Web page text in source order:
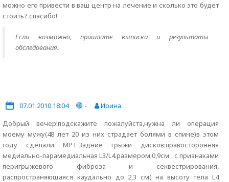
можно его привести в ваш центр на лечение и сколько это будет
стоить? спасибо!
Если возможно, пришлите выписки и результаты
обследования.
07.01.2010 18:04 -
Ирина
Добрый вечер!подскажите пожалуйста,нужна ли операция
моему мужу(48 лет 20 из них страдает болями в спине)в этом
году сделали МРТ.Задние грыжи дисков:правосторонняя
медиально-парамедиальная L3/L4.размером 0,9см , с признаками
перигрыжевого фиброза и секвестрирования,
распространяющаяся каудально до 2,3 см( на высоту тела L4